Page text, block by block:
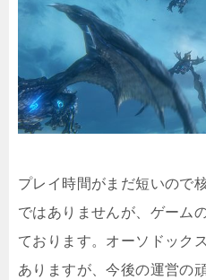
プレイ時間がまだ短いので
ではありませんが、ゲーム
ております。オーソドック
ありますが、今後の運営の